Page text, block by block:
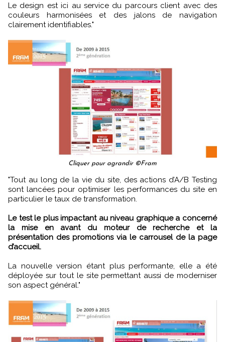
Le design est ici au service du parcours client avec des
couleurs harmonisées et des jalons de navigation
clairement identifiables."
Cliquer pour agrandir ©Fram
"Tout au long de la vie du site, des actions d’A/B Testing
sont lancées pour optimiser les performances du site en
particulier le taux de transformation.
Le test le plus impactant au niveau graphique a concerné
la mise en avant du moteur de recherche et la
présentation des promotions via le carrousel de la page
d’accueil.
La nouvelle version étant plus performante, elle a été
déployée sur tout le site permettant aussi de moderniser
son aspect général."